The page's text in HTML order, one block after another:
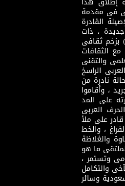
فى مقدمة
القادرة
جديدة ، ذات
مرحلة ما بعد ثورتى (25 يناير و30 يونيو) بزخم ثقافى
مع الثقافات
والتقنى
الراسخ
نادرة من
، وأقاموا
على المد
العربى
على ملأ
، والخط
والغلاظة
ما هو
وتستمر ،
والتكامل
وسائر